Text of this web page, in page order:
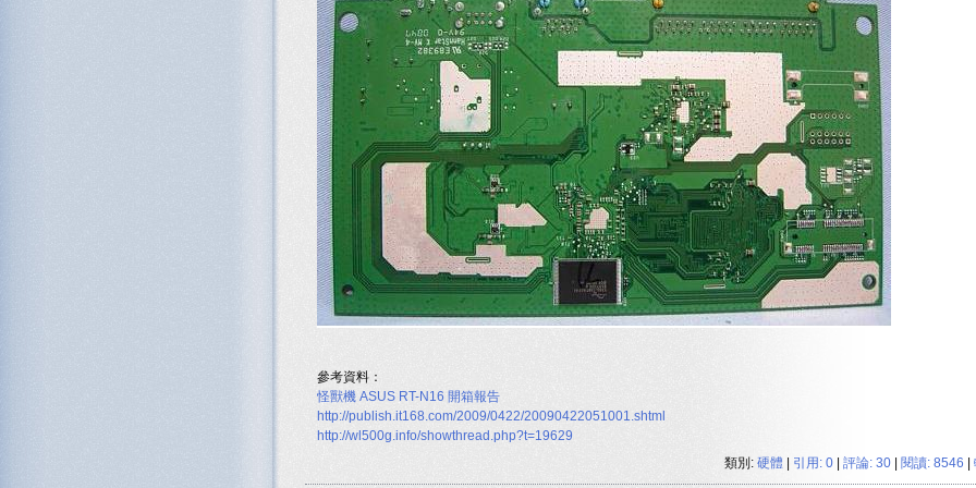
參考資料：
怪獸機 ASUS RT-N16 開箱報告
http://publish.it168.com/2009/0422/20090422051001.shtml
http://wl500g.info/showthread.php?t=19629
類別: 硬體 引用: 0| 評論: 30| 閱讀: 8546